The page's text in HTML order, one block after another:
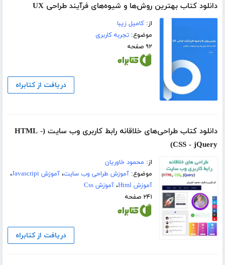
دانلود کتاب بهترین روش‌ها و شیوه‌های فرآیند طراحی UX‌
از:کامیل زیبا
موضوع:تجربه کاربری
۹۲ صفحه
دریافت از کتابراه
دانلود کتاب طراحی‌های خلاقانه رابط کاربری وب سایت (HTML -
CSS - jQuery)
از: محمود خاوریان
موضوع:آموزش طراحی وب سایت،آموزش Javascript
،
آموزش Html
،آموزش Css
۲۴۱ صفحه
دریافت از کتابراه